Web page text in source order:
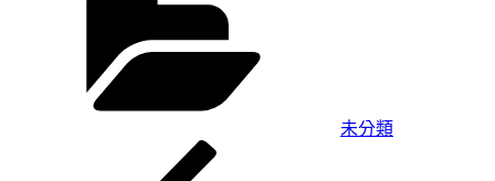
未分類